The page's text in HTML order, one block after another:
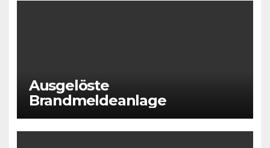
Ausgelöste
Brandmeldeanlage